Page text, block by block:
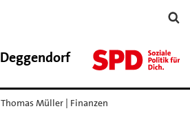
Thomas Müller | Finanzen